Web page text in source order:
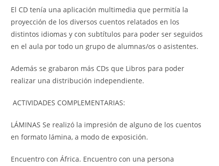
El CD tenía una aplicación multimedia que permitía la
proyección de los diversos cuentos relatados en los
distintos idiomas y con subtítulos para poder ser seguidos
en el aula por todo un grupo de alumnas/os o asistentes.
Además se grabaron más CDs que Libros para poder
realizar una distribución independiente.
ACTIVIDADES COMPLEMENTARIAS:
LÁMINAS Se realizó la impresión de alguno de los cuentos
en formato lámina, a modo de exposición.
Encuentro con África. Encuentro con una persona